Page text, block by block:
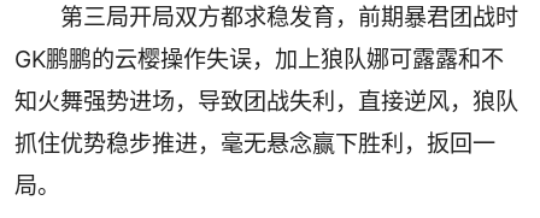
第三局开局双方都求稳发育，前期暴君团战时
GK鹏鹏的云樱操作失误，加上狼队娜可露露和不
知火舞强势进场，导致团战失利，直接逆风，狼队
抓住优势稳步推进，毫无悬念赢下胜利，扳回一
局。